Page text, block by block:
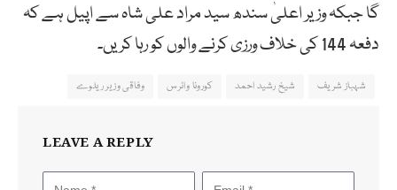
گا جبکہ وزیر اعلیٰ سندھ سید مراد علی شاہ سے اپیل ہے کہ
دفعہ 144 کی خلاف ورزی کرنے والوں کو رہا کریں۔
شہباز شریف شیخ رشید احمد کورونا وائرس وفاقی وزیر ریلوے
LEAVE A REPLY